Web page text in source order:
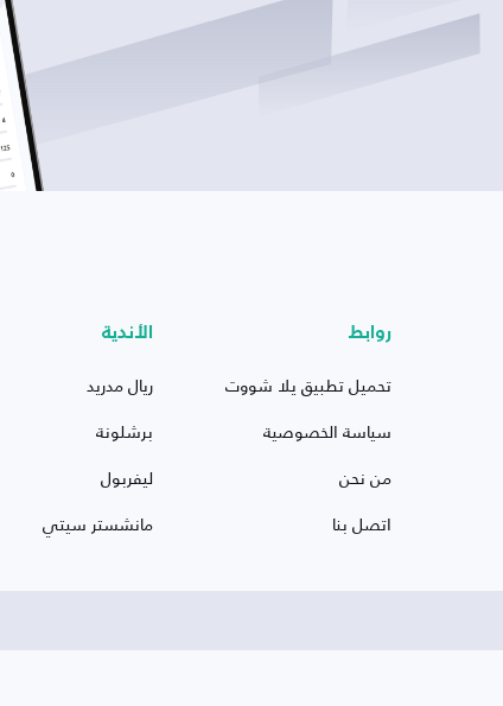
روابط
تحميل تطبيق يلا شووت
سياسة الخصوصية
من نحن
اتصل بنا
الأندية
ريال مدريد
برشلونة
ليفربول
مانشستر سيتي